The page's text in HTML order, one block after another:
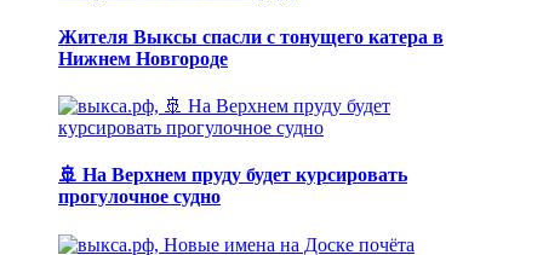
Жителя Выксы спасли с тонущего катера в
Нижнем Новгороде
🚢 На Верхнем пруду будет курсировать
прогулочное судно